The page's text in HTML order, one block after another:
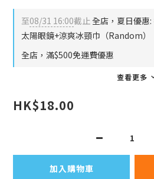
至08/31 16:00截止全店，夏日優惠
太陽眼鏡+涼爽冰頸巾（Random）
全店，滿$500免運費優惠
查看更多
HK$18.00
加入購物車